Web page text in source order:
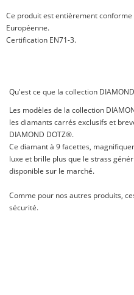
Ce produit est entièrement
Européenne.
Certification EN71-3.
Qu'est ce que la collection
Les modèles de la collection
les diamants carrés exclusifs et
DIAMOND DOTZ®.
Ce diamant à 9 facettes,
luxe et brille plus que le strass
disponible sur le marché.
Comme pour nos autres produits,
sécurité.